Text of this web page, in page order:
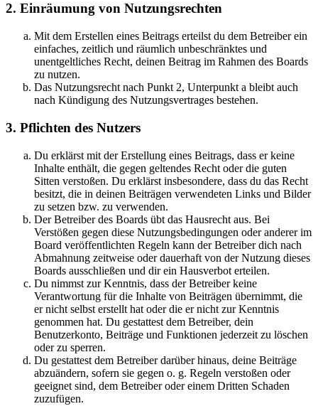
2. Einräumung von Nutzungsrechten
Mit dem Erstellen eines Beitrags erteilst du dem Betreiber ein
einfaches, zeitlich und räumlich unbeschränktes und
unentgeltliches Recht, deinen Beitrag im Rahmen des Boards
zu nutzen.
Das Nutzungsrecht nach Punkt 2, Unterpunkt a bleibt auch
nach Kündigung des Nutzungsvertrages bestehen.
3. Pflichten des Nutzers
Du erklärst mit der Erstellung eines Beitrags, dass er keine
Inhalte enthält, die gegen geltendes Recht oder die guten
Sitten verstoßen. Du erklärst insbesondere, dass du das Recht
besitzt, die in deinen Beiträgen verwendeten Links und Bilder
zu setzen bzw. zu verwenden.
Der Betreiber des Boards übt das Hausrecht aus. Bei
Verstößen gegen diese Nutzungsbedingungen oder anderer im
Board veröffentlichten Regeln kann der Betreiber dich nach
Abmahnung zeitweise oder dauerhaft von der Nutzung dieses
Boards ausschließen und dir ein Hausverbot erteilen.
Du nimmst zur Kenntnis, dass der Betreiber keine
Verantwortung für die Inhalte von Beiträgen übernimmt, die
er nicht selbst erstellt hat oder die er nicht zur Kenntnis
genommen hat. Du gestattest dem Betreiber, dein
Benutzerkonto, Beiträge und Funktionen jederzeit zu löschen
oder zu sperren.
Du gestattest dem Betreiber darüber hinaus, deine Beiträge
abzuändern, sofern sie gegen o. g. Regeln verstoßen oder
geeignet sind, dem Betreiber oder einem Dritten Schaden
zuzufügen.